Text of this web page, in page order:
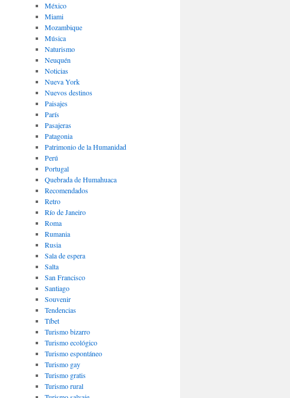
México
Miami
Mozambique
Música
Naturismo
Neuquén
Noticias
Nueva York
Nuevos destinos
Paisajes
Parí­s
Pasajeras
Patagonia
Patrimonio de la Humanidad
Perú
Portugal
Quebrada de Humahuaca
Recomendados
Retro
Río de Janeiro
Roma
Rumania
Rusia
Sala de espera
Salta
San Francisco
Santiago
Souvenir
Tendencias
Tíbet
Turismo bizarro
Turismo ecológico
Turismo espontáneo
Turismo gay
Turismo gratis
Turismo rural